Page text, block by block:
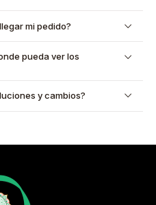
mi pedido?
pueda ver los
y cambios?